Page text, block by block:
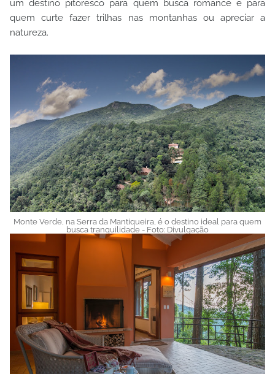
um destino pitoresco para quem busca romance e para
quem curte fazer trilhas nas montanhas ou apreciar a
natureza.
Monte Verde, na Serra da Mantiqueira, é o destino ideal para quem
busca tranquilidade - Foto: Divulgação